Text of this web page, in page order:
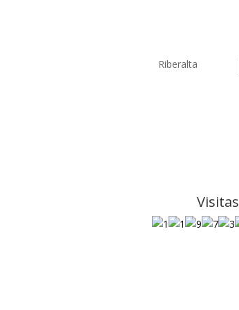
Riberalta
8 ago +33°C
Visitas